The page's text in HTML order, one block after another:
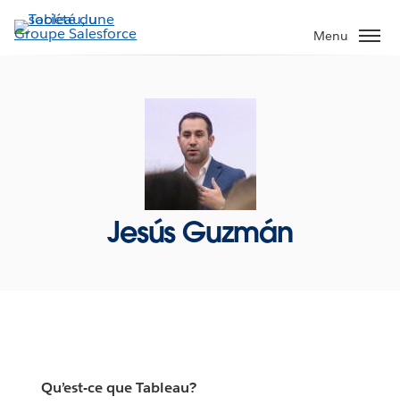
Aller
au
Menu
Jesús Guzmán
Qu’est-ce que Tableau?